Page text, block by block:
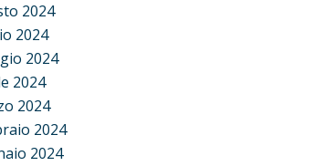
2024
2024
2024
2024
2024
2024
2024